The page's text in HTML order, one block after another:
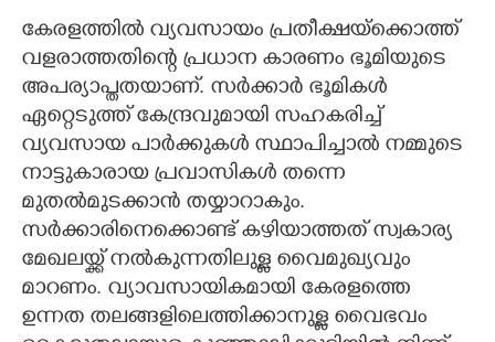
കേരളത്തിൽ വ്യവസായം പ്രതീക്ഷയ്ക്കൊത്ത്
വളരാത്തതിന്റെ പ്രധാന കാരണം ഭൂമിയുടെ
അപര്യാപ്തതയാണ്. സർക്കാർ ഭൂമികൾ
ഏറ്റെടുത്ത് കേന്ദ്രവുമായി സഹകരിച്ച്
വ്യവസായ പാർക്കുകൾ സ്ഥാപിച്ചാൽ നമ്മുടെ
നാട്ടുകാരായ പ്രവാസികൾ തന്നെ
മുതൽമുടക്കാൻ തയ്യാറാകും.
സർക്കാരിനെക്കൊണ്ട് കഴിയാത്തത് സ്വകാര്യ
മേഖലയ്ക്ക് നൽകുന്നതിലുള്ള വൈമുഖ്യവും
മാറണം. വ്യാവസായികമായി കേരളത്തെ
ഉന്നത തലങ്ങളിലെത്തിക്കാനുള്ള വൈഭവം